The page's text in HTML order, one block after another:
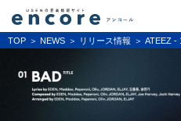
TOP NEWS リリース情報 ATEEZ -